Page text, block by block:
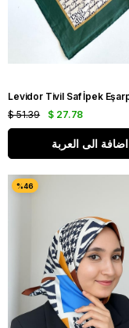
$ 27.78
$ 51.39
اضافة الى العربة